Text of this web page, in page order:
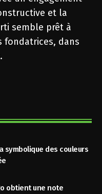
et la
semble prêt à
fondatrices, dans
symbolique des couleurs
obtient une note